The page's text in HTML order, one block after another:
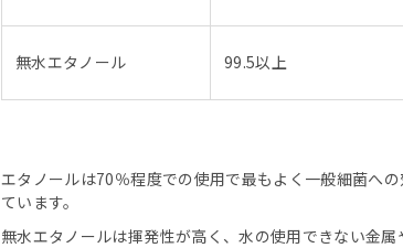
無水エタノール 99.5以上
エタノールは70％程度での使用で最もよく一般細菌へ
ています。
無水エタノールは揮発性が高く、水の使用できない金属